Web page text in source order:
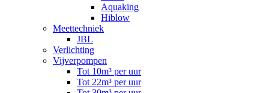
Aquaking
Hiblow
Meettechniek
JBL
Verlichting
Vijverpompen
Tot 10m³ per uur
Tot 22m³ per uur